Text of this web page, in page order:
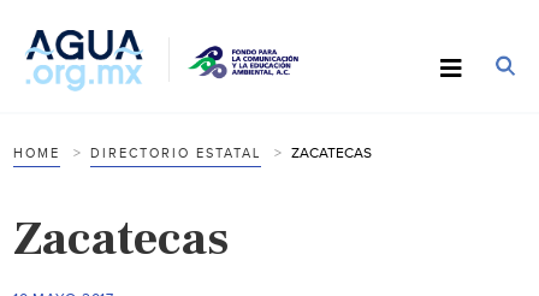
HOME DIRECTORIO ESTATAL ZACATECAS
Zacatecas